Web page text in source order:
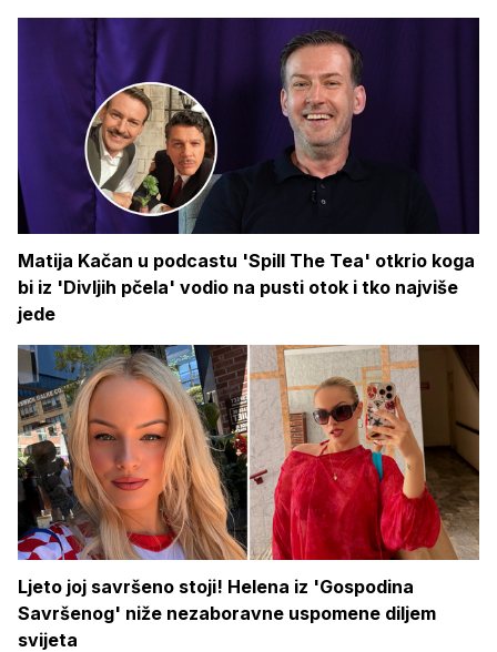
Matija Kačan u podcastu 'Spill The Tea' otkrio koga
bi iz 'Divljih pčela' vodio na pusti otok i tko najviše
jede
Ljeto joj savršeno stoji! Helena iz 'Gospodina
Savršenog' niže nezaboravne uspomene diljem
svijeta